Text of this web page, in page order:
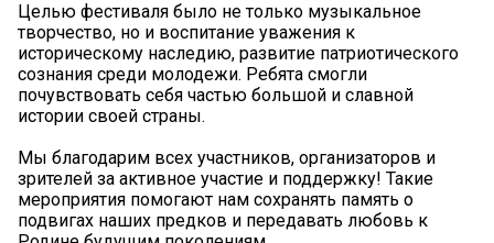
Целью фестиваля было не только музыкальное
творчество, но и воспитание уважения к
историческому наследию, развитие патриотического
сознания среди молодежи. Ребята смогли
почувствовать себя частью большой и славной
истории своей страны.
Мы благодарим всех участников, организаторов и
зрителей за активное участие и поддержку! Такие
мероприятия помогают нам сохранять память о
подвигах наших предков и передавать любовь к